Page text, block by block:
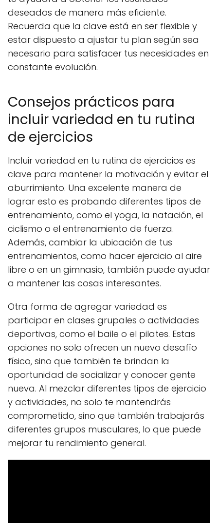
deseados de manera más eficiente.
Recuerda que la clave está en ser flexible y
estar dispuesto a ajustar tu plan según sea
necesario para satisfacer tus necesidades en
constante evolución.
Consejos prácticos para
incluir variedad en tu rutina
de ejercicios
Incluir variedad en tu rutina de ejercicios es
clave para mantener la motivación y evitar el
aburrimiento. Una excelente manera de
lograr esto es probando diferentes tipos de
entrenamiento, como el yoga, la natación, el
ciclismo o el entrenamiento de fuerza.
Además, cambiar la ubicación de tus
entrenamientos, como hacer ejercicio al aire
libre o en un gimnasio, también puede ayudar
a mantener las cosas interesantes.
Otra forma de agregar variedad es
participar en clases grupales o actividades
deportivas, como el baile o el pilates. Estas
opciones no solo ofrecen un nuevo desafío
físico, sino que también te brindan la
oportunidad de socializar y conocer gente
nueva. Al mezclar diferentes tipos de ejercicio
y actividades, no solo te mantendrás
comprometido, sino que también trabajarás
diferentes grupos musculares, lo que puede
mejorar tu rendimiento general.